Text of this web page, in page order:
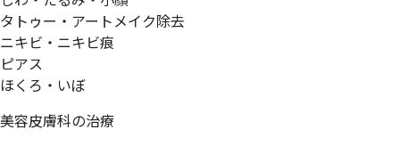
タトゥー・アートメイク除去
ニキビ・ニキビ痕
ピアス
ほくろ・いぼ
美容皮膚科の治療